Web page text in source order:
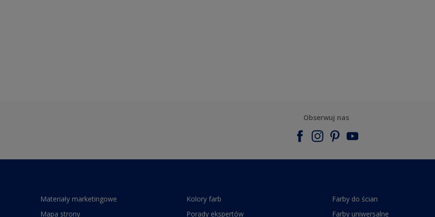
Obserwuj nas
Materiały marketingowe
Mapa strony
Kolory farb
Porady ekspertów
Farby do ścian
Farby uniwersalne